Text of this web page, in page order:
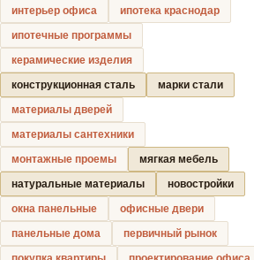
интерьер офиса
ипотека краснодар
ипотечные программы
керамические изделия
конструкционная сталь
марки стали
материалы дверей
материалы сантехники
монтажные проемы
мягкая мебель
натуральные материалы
новостройки
окна панельные
офисные двери
панельные дома
первичный рынок